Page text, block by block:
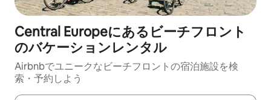
Central Europeにあるビーチフロント
のバケーションレンタル
Airbnbでユニークなビーチフロントの宿泊施設を検
索・予約しよう